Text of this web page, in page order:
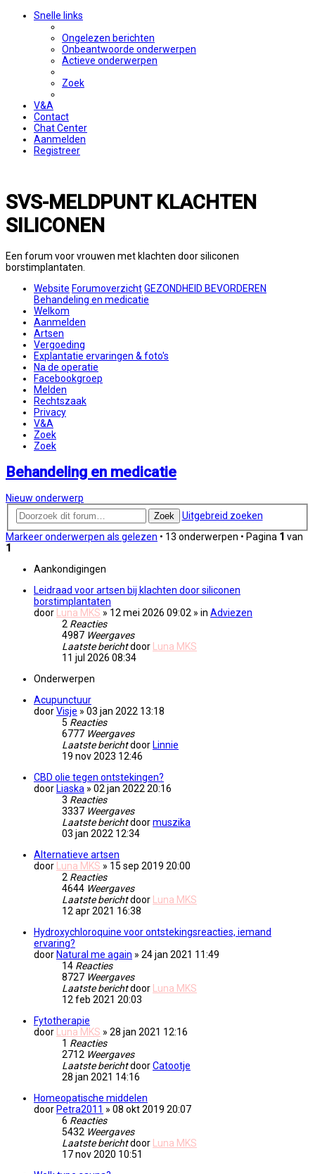
Snelle links
Ongelezen berichten
Onbeantwoorde onderwerpen
Actieve onderwerpen
Zoek
V&A
Contact
Chat Center
Aanmelden
Registreer
SVS-MELDPUNT KLACHTEN
SILICONEN
Een forum voor vrouwen met klachten door siliconen
borstimplantaten.
Website ForumoverzichtGEZONDHEID BEVORDEREN
Behandeling en medicatie
Welkom
Aanmelden
Artsen
Vergoeding
Explantatie ervaringen & foto's
Na de operatie
Facebookgroep
Melden
Rechtszaak
Privacy
V&A
Zoek
Zoek
Behandeling en medicatie
Nieuw onderwerp
Zoek
Uitgebreid zoeken
Markeer onderwerpen als gelezen • 13 onderwerpen • Pagina 1 van
1
Aankondigingen
Leidraad voor artsen bij klachten door siliconen
borstimplantaten
door
Luna MKS » 12 mei 2026 09:02 » in Adviezen
2 Reacties
4987 Weergaves
Laatste berichtdoor
Luna MKS
11 jul 2026 08:34
Onderwerpen
Acupunctuur
doorVisje » 03 jan 2022 13:18
5 Reacties
6777 Weergaves
Laatste berichtdoor Linnie
19 nov 2023 12:46
CBD olie tegen ontstekingen?
door Liaska » 02 jan 2022 20:16
3 Reacties
3337 Weergaves
Laatste berichtdoormuszika
03 jan 2022 12:34
Alternatieve artsen
door
Luna MKS » 15 sep 2019 20:00
2 Reacties
4644 Weergaves
Laatste berichtdoor
Luna MKS
12 apr 2021 16:38
Hydroxychloroquine voor ontstekingsreacties, iemand
ervaring?
door Natural me again » 24 jan 2021 11:49
14 Reacties
8727 Weergaves
Laatste berichtdoor
Luna MKS
12 feb 2021 20:03
Fytotherapie
door
Luna MKS » 28 jan 2021 12:16
1 Reacties
2712 Weergaves
Laatste berichtdoorCatootje
28 jan 2021 14:16
Homeopatische middelen
door Petra2011 » 08 okt 2019 20:07
6 Reacties
5432 Weergaves
Laatste berichtdoor
Luna MKS
17 nov 2020 10:51